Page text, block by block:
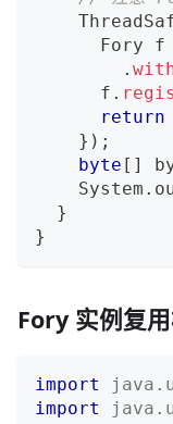
Fory f
.
      f
.
return
} ) ;
byte [ ]
System .
}
}
Fory 实例复
import java .
import
java .